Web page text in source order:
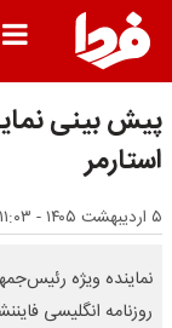
پیش بینی
استارمر
۵ اردیبهشت ۱۴۰۵ - ۱۱:۰۳
نماینده ویژه
روزنامه انگلیسی